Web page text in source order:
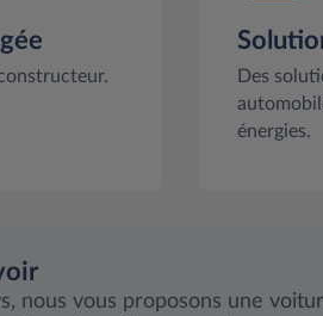
Des
énergies.
nous vous proposons une